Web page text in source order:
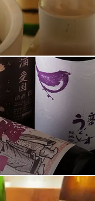
たします。
グ西中洲NO.85 6F
ジナルの肥料を使
黄金千貫」を使用し
酒「華米香」は水た
レのある辛口の味わ
止める銘酒をお愉し
分
約20種類程ご用意し